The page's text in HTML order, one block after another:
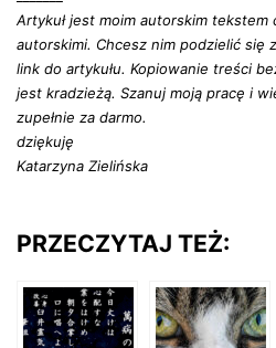
Artykuł jest moim autorskim tekstem
autorskimi. Chcesz nim podzielić się
link do artykułu. Kopiowanie treści
jest kradzieżą. Szanuj moją pracę i
zupełnie za darmo.
dziękuję
Katarzyna Zielińska
PRZECZYTAJ TEŻ: